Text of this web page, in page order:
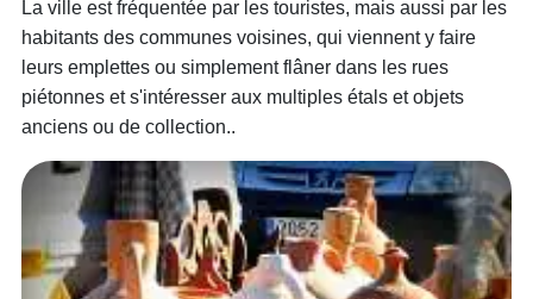
La ville est fréquentée par les touristes, mais aussi par les
habitants des communes voisines, qui viennent y faire
leurs emplettes ou simplement flâner dans les rues
piétonnes et s'intéresser aux multiples étals et objets
anciens ou de collection..